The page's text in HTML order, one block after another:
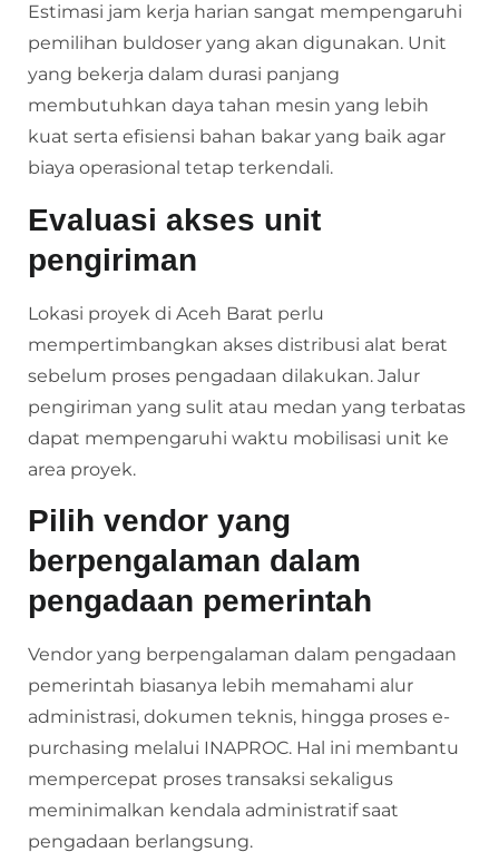
Estimasi jam kerja harian sangat mempengaruhi
pemilihan buldoser yang akan digunakan. Unit
yang bekerja dalam durasi panjang
membutuhkan daya tahan mesin yang lebih
kuat serta efisiensi bahan bakar yang baik agar
biaya operasional tetap terkendali.
Evaluasi akses unit
pengiriman
Lokasi proyek di Aceh Barat perlu
mempertimbangkan akses distribusi alat berat
sebelum proses pengadaan dilakukan. Jalur
pengiriman yang sulit atau medan yang terbatas
dapat mempengaruhi waktu mobilisasi unit ke
area proyek.
Pilih vendor yang
berpengalaman dalam
pengadaan pemerintah
Vendor yang berpengalaman dalam pengadaan
pemerintah biasanya lebih memahami alur
administrasi, dokumen teknis, hingga proses e-
purchasing melalui INAPROC. Hal ini membantu
mempercepat proses transaksi sekaligus
meminimalkan kendala administratif saat
pengadaan berlangsung.